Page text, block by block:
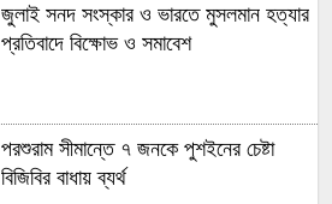
জুলাই সনদ সংস্কার ও ভারতে মুসলমান হত্যার
প্রতিবাদে বিক্ষোভ ও সমাবেশ
পরশুরাম সীমান্তে ৭ জনকে পুশইনের চেষ্টা
বিজিবির বাধায় ব্যর্থ